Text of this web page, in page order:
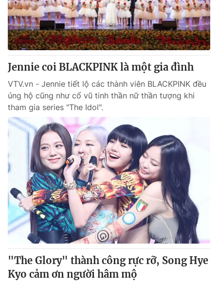
Cơ quan chủ quản:Đài Truyền hình Việt Nam
Cơ quan báo chí:Thời báo VTV
Giấy phép hoạt động báo in và báo điện tử số 483/GP-BTTTT
cấp ngày 29/12/2023
Tổng Biên tập:Vũ Thanh Thủy
Phó Tổng Biên tập:Nguyễn Thị Mỹ Hạnh, Phạm Quốc Thắng,
Tổng đài VTV: 024.38 355 931 - 024.38 355 932
Ðiện thoại Thời báo VTV:024.66 897 897
Email: toasoan@vtv.vn
Liên hệ quảng cáo:024-7300.7108
® Cấm sao chép dưới mọi hình thức nếu không có sự chấp
thuận bằng văn bản. Ghi rõ nguồn VTV.vn khi phát hành lại
Jennie coi BLACKPINK là một gia đình
VTV.vn - Jennie tiết lộ các thành viên BLACKPINK đều
ủng hộ cũng như cổ vũ tinh thần nữ thần tượng khi
tham gia series "The Idol".
"The Glory" thành công rực rỡ, Song Hye
Kyo cảm ơn người hâm mộ